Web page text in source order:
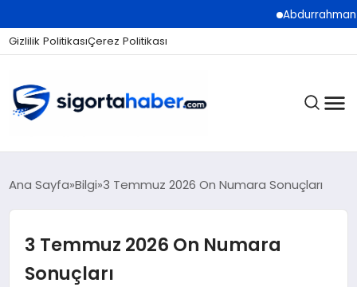
Abdurrahman Köse:
Gizlilik PolitikasıÇerez Politikası
SIGORTA
BES / HAYAT
Ana Sayfa Bilgi 3 Temmuz 2026 On Numara Sonuçları
3 Temmuz 2026 On Numara
Sonuçları